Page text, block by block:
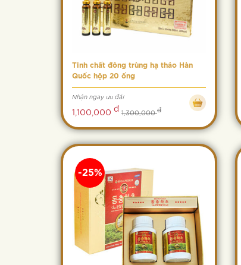
Tinh chất đông trùng hạ thảo Hàn
Quốc hộp 20 ống
Nhận ngay ưu đãi
1,100,000 đ 1,300,000đ
-25%